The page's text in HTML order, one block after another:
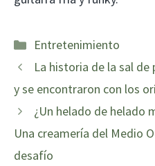
Categorías
Entretenimiento
La historia de la sal
y se encontraron con los
¿Un helado de helado
Una creamería del Medio
desafío